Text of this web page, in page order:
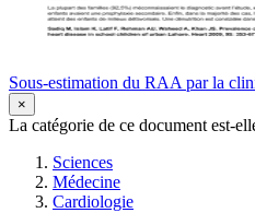
Sous-estimation du RAA par la
×
La catégorie de ce document est-
Sciences
Médecine
Cardiologie